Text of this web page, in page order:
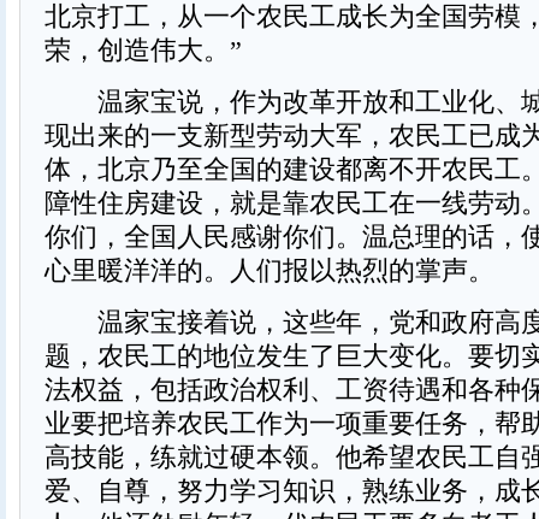
北京打工，从一个农民工成长为全国劳模
荣，创造伟大。”
温家宝说，作为改革开放和工业化、
现出来的一支新型劳动大军，农民工已成
体，北京乃至全国的建设都离不开农民工
障性住房建设，就是靠农民工在一线劳动
你们，全国人民感谢你们。温总理的话，
心里暖洋洋的。人们报以热烈的掌声。
温家宝接着说，这些年，党和政府高
题，农民工的地位发生了巨大变化。要切
法权益，包括政治权利、工资待遇和各种
业要把培养农民工作为一项重要任务，帮
高技能，练就过硬本领。他希望农民工自
爱、自尊，努力学习知识，熟练业务，成